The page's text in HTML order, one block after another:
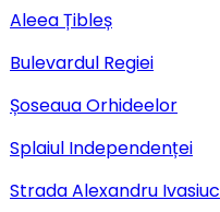
Aleea Țibleș
Bulevardul Regiei
Șoseaua Orhideelor
Splaiul Independenței
Strada Alexandru Ivasiuc